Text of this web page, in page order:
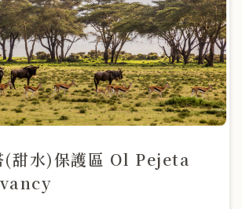
(甜水)保護區 Ol Pejeta